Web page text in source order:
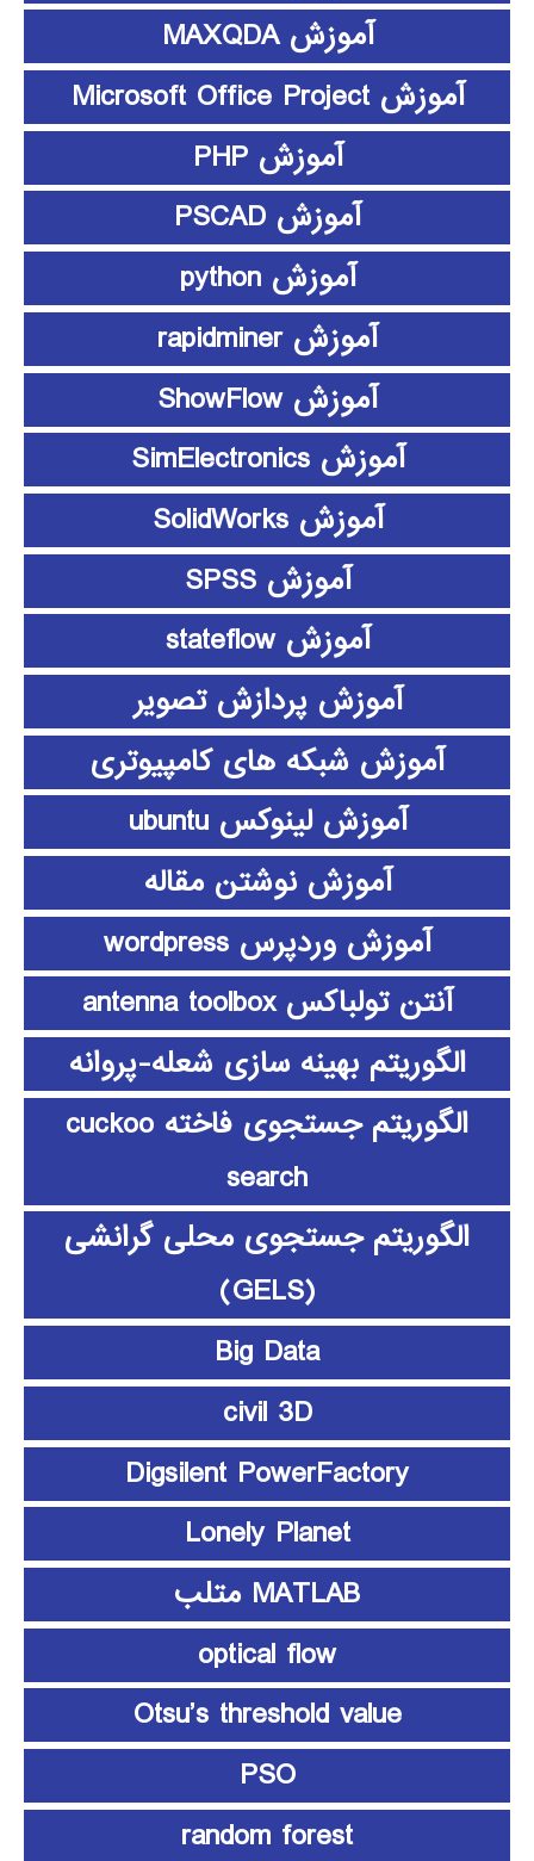
آموزش MAXQDA
آموزش Microsoft Office Project
آموزش PHP
آموزش PSCAD
آموزش python
آموزش rapidminer
آموزش ShowFlow
آموزش SimElectronics
آموزش SolidWorks
آموزش SPSS
آموزش stateflow
آموزش پردازش تصویر
آموزش شبکه های کامپیوتری
آموزش لینوکس ubuntu
آموزش نوشتن مقاله
آموزش وردپرس wordpress
آنتن تولباکس antenna toolbox
الگوریتم بهینه سازی شعله-پروانه
الگوریتم جستجوی فاخته cuckoo
search
الگوریتم جستجوی محلی گرانشی
(GELS)
Big Data
civil 3D
Digsilent PowerFactory
Lonely Planet
MATLAB متلب
optical flow
Otsu’s threshold value
PSO
random forest